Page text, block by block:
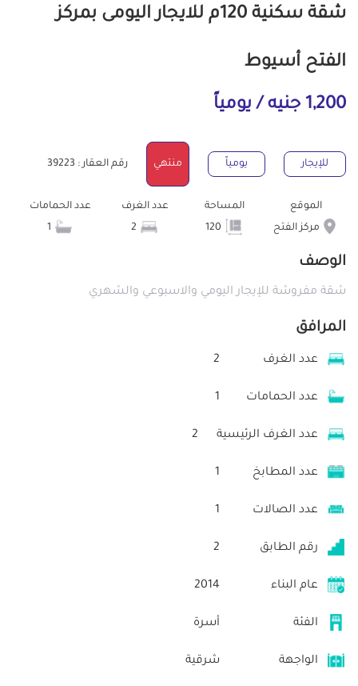
شقة سكنية 120م للايجار اليومى بمركز
الفتح أسيوط
1,200 جنيه / يومياً
للإيجار يومياً منتهي رقم العقار : 39223
الموقع
مركز الفتح
المساحة
عدد الغرف
عدد الحمامات
الوصف
شقة مفروشة للإيجار اليومي والاسبوعي والشهري
المرافق
عدد الغرف 2
عدد الحمامات 1
عدد الغرف الرئيسية 2
عدد المطابخ 1
عدد الصالات 1
رقم الطابق 2
عام البناء 2014
الفئة أسرة
الواجهة شرقية